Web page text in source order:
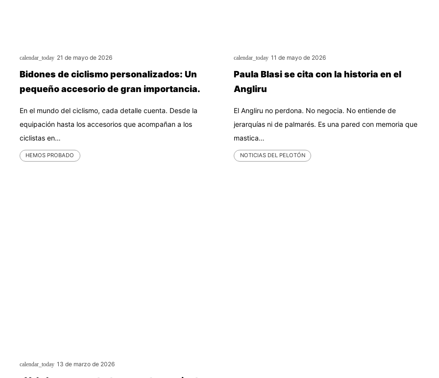
calendar_today 21 de mayo de 2026
Bidones de ciclismo personalizados: Un
pequeño accesorio de gran importancia.
En el mundo del ciclismo, cada detalle cuenta. Desde la
equipación hasta los accesorios que acompañan a los
ciclistas en…
HEMOS PROBADO
calendar_today 11 de mayo de 2026
Paula Blasi se cita con la historia en el
Angliru
El Angliru no perdona. No negocia. No entiende de
jerarquías ni de palmarés. Es una pared con memoria que
mastica…
NOTICIAS DEL PELOTÓN
calendar_today 13 de marzo de 2026